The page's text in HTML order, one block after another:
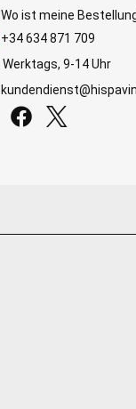
Wo ist meine
+34 634 871 709
Werktags, 9-14 Uhr